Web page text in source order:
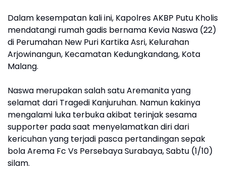
Dalam kesempatan kali ini, Kapolres AKBP Putu Kholis
mendatangi rumah gadis bernama Kevia Naswa (22)
di Perumahan New Puri Kartika Asri, Kelurahan
Arjowinangun, Kecamatan Kedungkandang, Kota
Malang.
Naswa merupakan salah satu Aremanita yang
selamat dari Tragedi Kanjuruhan. Namun kakinya
mengalami luka terbuka akibat terinjak sesama
supporter pada saat menyelamatkan diri dari
kericuhan yang terjadi pasca pertandingan sepak
bola Arema Fc Vs Persebaya Surabaya, Sabtu (1/10)
silam.